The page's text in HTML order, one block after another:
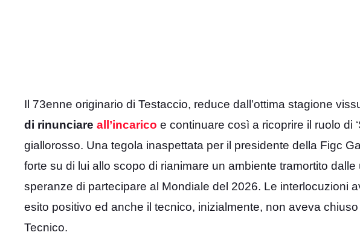
Il 73enne originario di Testaccio, reduce dall’ottima stagione
di rinunciare all’incarico e continuare così a ricoprire il ruolo di
giallorosso. Una tegola inaspettata per il presidente della Figc
forte su di lui allo scopo di rianimare un ambiente tramortito
speranze di partecipare al Mondiale del 2026. Le interlocuzioni
esito positivo ed anche il tecnico, inizialmente, non aveva
Tecnico.